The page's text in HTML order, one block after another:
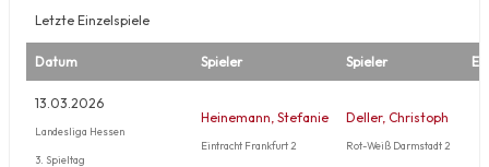
Letzte Einzelspiele
Datum Spieler Spieler
13.03.2026
Landesliga Hessen
3. Spieltag
Heinemann, Stefanie
Eintracht Frankfurt 2
Deller, Christoph
Rot-Weiß Darmstadt 2